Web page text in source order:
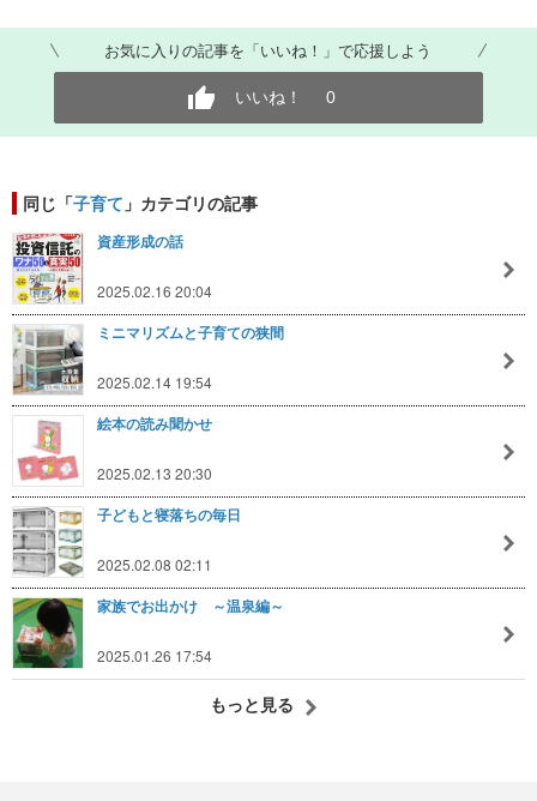
お気に入りの記事を「いいね！」で応援しよう
いいね！ 0
同じ「子育て 」カテゴリの記事
資産形成の話
2025.02.16 20:04
ミニマリズムと子育ての狭間
2025.02.14 19:54
絵本の読み聞かせ
2025.02.13 20:30
子どもと寝落ちの毎日
2025.02.08 02:11
家族でお出かけ ～温泉編～
2025.01.26 17:54
もっと見る